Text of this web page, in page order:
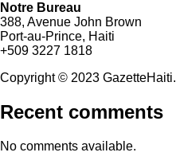
Notre Bureau
388, Avenue John Brown
Port-au-Prince, Haiti
+509 3227 1818
Copyright © 2023 GazetteHaiti.
Recent comments
No comments available.